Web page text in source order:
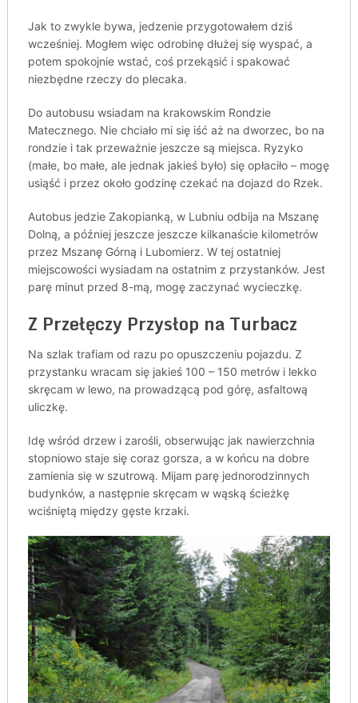
Jak to zwykle bywa, jedzenie przygotowałem dziś
wcześniej. Mogłem więc odrobinę dłużej się wyspać, a
potem spokojnie wstać, coś przekąsić i spakować
niezbędne rzeczy do plecaka.
Do autobusu wsiadam na krakowskim Rondzie
Matecznego. Nie chciało mi się iść aż na dworzec, bo na
rondzie i tak przeważnie jeszcze są miejsca. Ryzyko
(małe, bo małe, ale jednak jakieś było) się opłaciło – mogę
usiąść i przez około godzinę czekać na dojazd do Rzek.
Autobus jedzie Zakopianką, w Lubniu odbija na Mszanę
Dolną, a później jeszcze jeszcze kilkanaście kilometrów
przez Mszanę Górną i Lubomierz. W tej ostatniej
miejscowości wysiadam na ostatnim z przystanków. Jest
parę minut przed 8-mą, mogę zaczynać wycieczkę.
Z Przełęczy Przysłop na Turbacz
Na szlak trafiam od razu po opuszczeniu pojazdu. Z
przystanku wracam się jakieś 100 – 150 metrów i lekko
skręcam w lewo, na prowadzącą pod górę, asfaltową
uliczkę.
Idę wśród drzew i zarośli, obserwując jak nawierzchnia
stopniowo staje się coraz gorsza, a w końcu na dobre
zamienia się w szutrową. Mijam parę jednorodzinnych
budynków, a następnie skręcam w wąską ścieżkę
wciśniętą między gęste krzaki.